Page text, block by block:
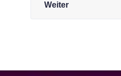
Weiter